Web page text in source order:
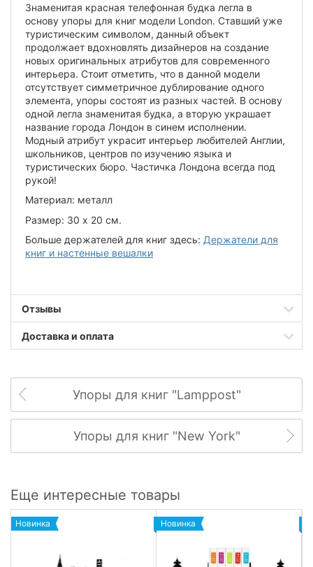
Знаменитая красная телефонная будка легла в
основу упоры для книг модели London. Ставший уже
туристическим символом, данный объект
продолжает вдохновлять дизайнеров на создание
новых оригинальных атрибутов для современного
интерьера. Стоит отметить, что в данной модели
отсутствует симметричное дублирование одного
элемента, упоры состоят из разных частей. В основу
одной легла знаменитая будка, а вторую украшает
название города Лондон в синем исполнении.
Модный атрибут украсит интерьер любителей Англии,
школьников, центров по изучению языка и
туристических бюро. Частичка Лондона всегда под
рукой!
Материал: металл
Размер: 30 х 20 см.
Больше держателей для книг здесь: Держатели для
книг и настенные вешалки
Отзывы
Доставка и оплата
Упоры для книг "Lamppost"
Упоры для книг "New York"
Еще интересные товары
Новинка Новинка